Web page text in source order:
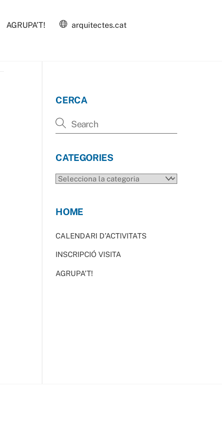
AGRUPA’T! arquitectes.cat
CERCA
CATEGORIES
CATEGORIES
HOME
CALENDARI D’ACTIVITATS
INSCRIPCIÓ VISITA
AGRUPA’T!